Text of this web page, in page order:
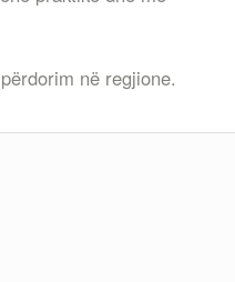
në regjione.